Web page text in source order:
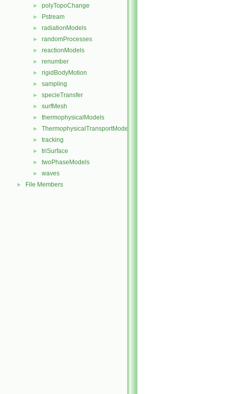
► polyTopoChange
► Pstream
► radiationModels
► randomProcesses
► reactionModels
► renumber
► rigidBodyMotion
► sampling
► specieTransfer
► surfMesh
► thermophysicalModels
► ThermophysicalTransportModels
► tracking
► triSurface
► twoPhaseModels
► waves
► File Members